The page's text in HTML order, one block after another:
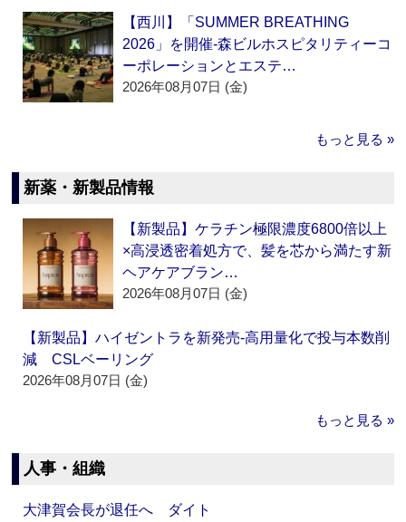
【西川】「SUMMER BREATHING
2026」を開催‐森ビルホスピタリティーコ
ーポレーションとエステ…
2026年08月07日 (金)
もっと見る »
新薬・新製品情報
【新製品】ケラチン極限濃度6800倍以上
×高浸透密着処方で、髪を芯から満たす新
ヘアケアブラン…
2026年08月07日 (金)
【新製品】ハイゼントラを新発売‐高用量化で投与本数削
減 CSLベーリング
2026年08月07日 (金)
もっと見る »
人事・組織
大津賀会長が退任へ ダイト